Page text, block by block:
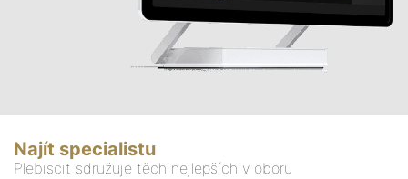
Najít specialistu
Plebiscit sdružuje těch nejlepších v oboru